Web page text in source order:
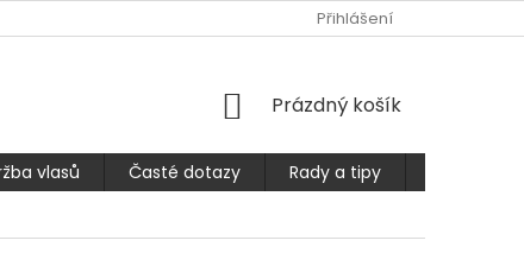
OBCHODNÍ PODMÍNKY
Přihlášení
NÁKUPNÍ
Prázdný košík
vlasů Časté dotazy Rady a tipy